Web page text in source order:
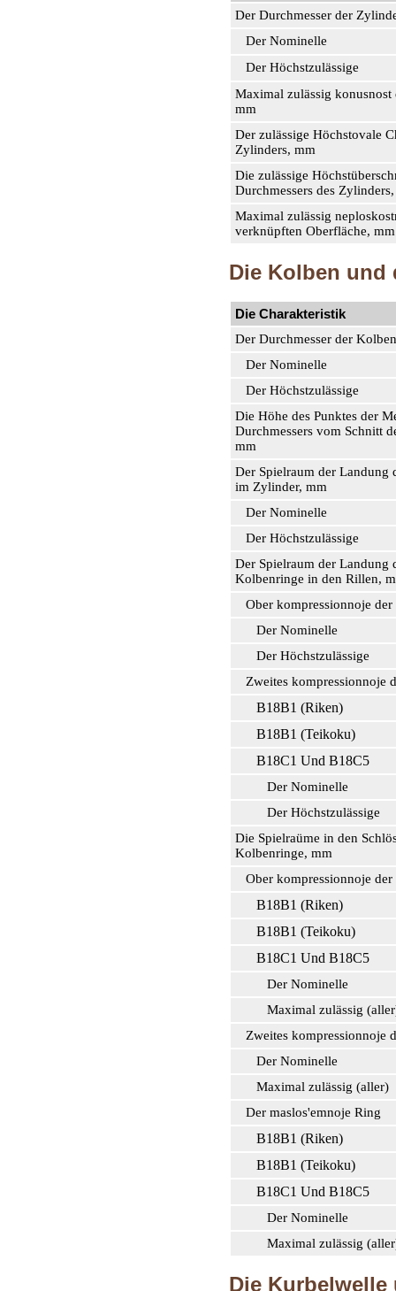
Der Durchmesser der
Der Nominelle
Der Höchstzulässige
Maximal zulässig konusnost
mm
Der zulässige Höchstovale
Zylinders, mm
Die zulässige
Durchmessers des
Maximal zulässig
verknüpften Oberfläche, mm
Die Kolben und
Die Charakteristik
Der Durchmesser der
Der Nominelle
Der Höchstzulässige
Die Höhe des Punktes der
Durchmessers vom Schnitt
mm
Der Spielraum der Landung
im Zylinder, mm
Der Nominelle
Der Höchstzulässige
Der Spielraum der Landung
Kolbenringe in den Rillen,
Ober kompressionnoje der
Der Nominelle
Der Höchstzulässige
Zweites kompressionnoje
В18В1 (Riken)
В18В1 (Teikoku)
В18С1 Und В18С5
Der Nominelle
Der Höchstzulässige
Die Spielraüme in den
Kolbenringe, mm
Ober kompressionnoje der
В18В1 (Riken)
В18В1 (Teikoku)
В18С1 Und В18С5
Der Nominelle
Maximal zulässig
Zweites kompressionnoje
Der Nominelle
Maximal zulässig (aller)
Der maslos'emnoje Ring
В18В1 (Riken)
В18В1 (Teikoku)
В18С1 Und В18С5
Der Nominelle
Maximal zulässig
Die